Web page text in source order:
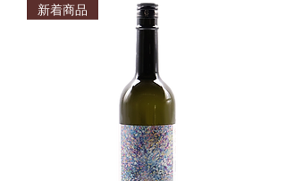
新着商品